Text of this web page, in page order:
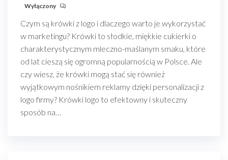
Wyłączony
Czym są krówki z logo i dlaczego warto je wykorzystać
w marketingu? Krówki to słodkie, miękkie cukierki o
charakterystycznym mleczno-maślanym smaku, które
od lat cieszą się ogromną popularnością w Polsce. Ale
czy wiesz, że krówki mogą stać się również
wyjątkowym nośnikiem reklamy dzięki personalizacji z
logo firmy? Krówki logo to efektowny i skuteczny
sposób na…